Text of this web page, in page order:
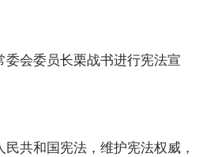
委会委员长栗战书进行宪法宣
共和国宪法，维护宪法权威，